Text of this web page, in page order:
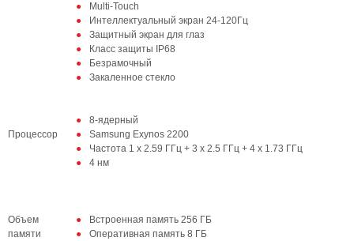
Multi-Touch
Интеллектуальный экран 24-120Гц
Защитный экран для глаз
Класс защиты IP68
Безрамочный
Закаленное стекло
Процессор
8-ядерный
Samsung Exynos 2200
Частота 1 x 2.59 ГГц + 3 x 2.5 ГГц + 4 x 1.73 ГГц
4 нм
Объем
памяти
Встроенная память 256 ГБ
Оперативная память 8 ГБ